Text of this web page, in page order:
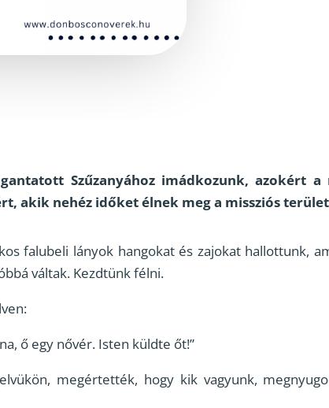
Szűzanyához imádkozunk, azokért a
akik nehéz időket élnek meg a missziós
falubeli lányok hangokat és zajokat hallottunk,
váltak. Kezdtünk félni.
ő egy nővér. Isten küldte őt!”
megértették, hogy kik vagyunk,